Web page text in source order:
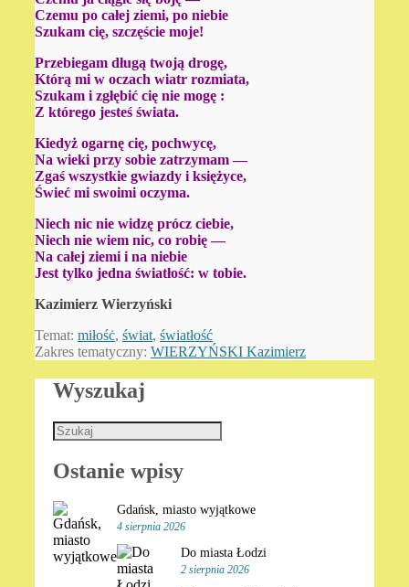
Czemu po całej ziemi, po niebie
Szukam cię, szczęście moje!
Przebiegam długą twoją drogę,
Którą mi w oczach wiatr rozmiata,
Szukam i zgłębić cię nie mogę :
Z którego jesteś świata.
Kiedyż ogarnę cię, pochwycę,
Na wieki przy sobie zatrzymam —
Zgaś wszystkie gwiazdy i księżyce,
Świeć mi swoimi oczyma.
Niech nic nie widzę prócz ciebie,
Niech nie wiem nic, co robię —
Na całej ziemi i na niebie
Jest tylko jedna światłość: w tobie.
Kazimierz Wierzyński
Temat: miłośċ, świat, światłość
Zakres tematyczny: WIERZYŃSKI Kazimierz
Wyszukaj
Ostanie wpisy
Gdańsk, miasto wyjątkowe
4 sierpnia 2026
Do miasta Łodzi
2 sierpnia 2026